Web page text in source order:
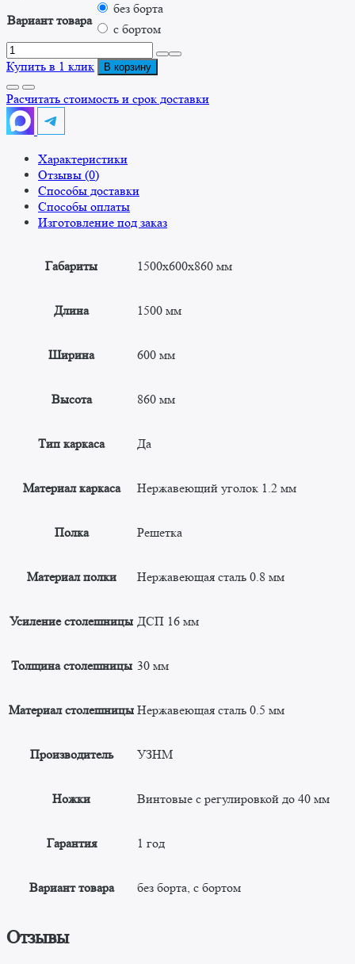
Вариант товара
без борта
с бортом
Количество
товара
производственный
СПНР
1500х600х860
Купить в 1 клик В корзину
Расчитать стоимость и срок доставки
Характеристики
Отзывы (0)
Способы доставки
Способы оплаты
Изготовление под заказ
Габариты 1500x600x860 мм
Длина 1500 мм
Ширина 600 мм
Высота 860 мм
Тип каркаса Да
Материал каркаса Нержавеющий уголок 1.2 мм
Полка Решетка
Материал полки Нержавеющая сталь 0.8 мм
Усиление столешницы ДСП 16 мм
Толщина столешницы 30 мм
Материал столешницы Нержавеющая сталь 0.5 мм
Производитель УЗНМ
Ножки Винтовые с регулировкой до 40 мм
Гарантия 1 год
Вариант товара без борта, с бортом
Отзывы